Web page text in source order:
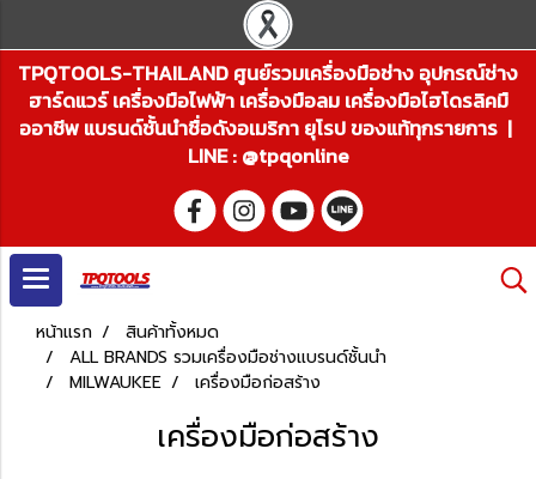
TPQTOOLS-THAILAND ศูนย์รวมเครื่องมือช่าง อุปกรณ์ช่าง
ฮาร์ดแวร์ เครื่องมือไฟฟ้า เครื่องมือลม เครื่องมือไฮโดรลิคมื
ออาชีพ แบรนด์ชั้นนำชื่อดังอเมริกา ยุโรป ของแท้ทุกรายการ |
LINE : @tpqonline
หน้าแรก
สินค้าทั้งหมด
ALL BRANDS รวมเครื่องมือช่างแบรนด์ชั้นนำ
MILWAUKEE
เครื่องมือก่อสร้าง
เครื่องมือก่อสร้าง